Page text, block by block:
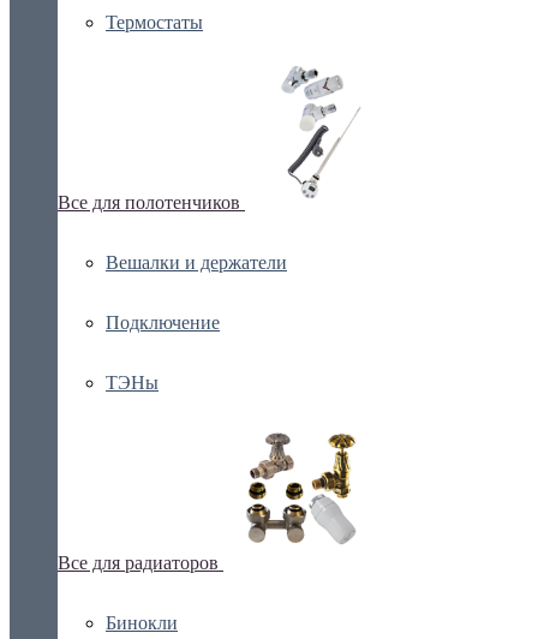
Термостаты
Все для полотенчиков
Вешалки и держатели
Подключение
ТЭНы
Все для радиаторов
Бинокли